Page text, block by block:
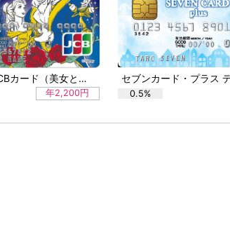
ディズニーJCBカード（美女と野獣（Web限定））
年2,200円 0.5%